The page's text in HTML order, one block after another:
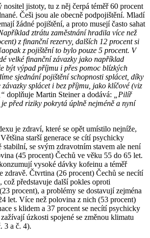
jistoty, tu z něj čerpá téměř 60 procent
Češi jsou ale obecně podpojištění. Mladí
žádné pojištění, a proto musejí často sahat
ztrátu zaměstnání hradila více než
z finanční rezervy, dalších 12 procent si
z pojištění to bylo pouze 5 procent. V
velké finanční závazky jako například
být výpad příjmu i přes pomoc blízkých
sjednání pojištění schopnosti splácet, díky
splácet i bez příjmu, jako klíčové (viz
doplňuje Martin Steiner a dodává:
„Pilíř
před riziky pokrytá úplně nejméně a nyní
je zdraví, které se opět umístilo nejníže,
starší generace se cítí psychicky
stabilní, se svým zdravotním stavem ale není
(45 procent) Čechů ve věku 55 do 65 let.
vysoké dávky kofeinu a téměř
zdravě. Čtvrtina (26 procent) Čechů se necítí
představuje další pokles oproti
procent), a problémy se dostavují zejména
let. Více než polovina z nich (53 procent)
s klidem a 37 procent se necítí psychicky
úzkosti spojené se změnou klimatu
3 a č. 4).